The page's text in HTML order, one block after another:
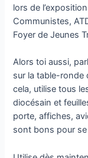
lors de
Communistes,
Foyer de Jeunes
Alors toi aussi,
sur la table-ronde
cela, utilise tous
diocésain et
porte, affiches,
sont bons pour